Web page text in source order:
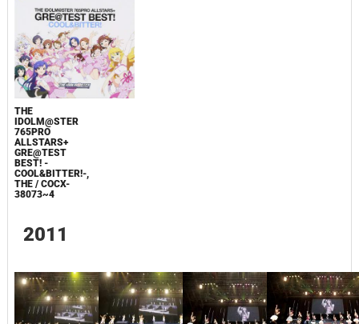
THE
IDOLM@STER
765PRO
ALLSTARS+
GRE@TEST
BEST! -
COOL&BITTER!-,
THE / COCX-
38073~4
2011